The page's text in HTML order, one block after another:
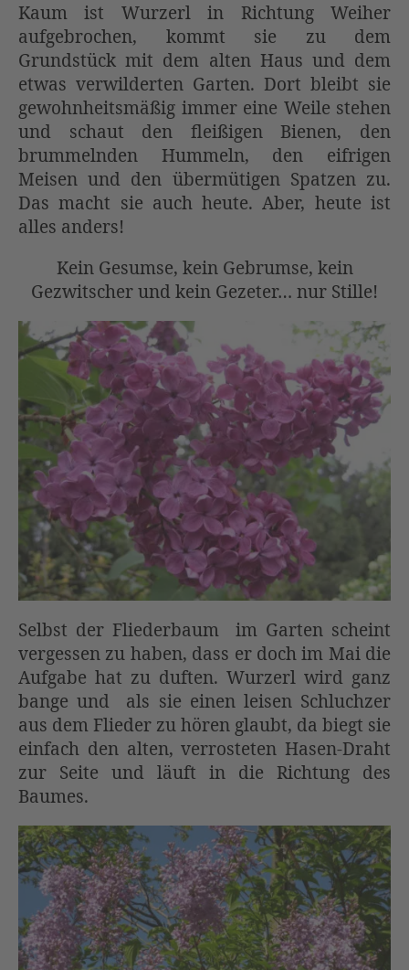
Kaum ist Wurzerl in Richtung Weiher
aufgebrochen, kommt sie zu dem
Grundstück mit dem alten Haus und dem
etwas verwilderten Garten. Dort bleibt sie
gewohnheitsmäßig immer eine Weile stehen
und schaut den fleißigen Bienen, den
brummelnden Hummeln, den eifrigen
Meisen und den übermütigen Spatzen zu.
Das macht sie auch heute. Aber, heute ist
alles anders!
Kein Gesumse, kein Gebrumse, kein
Gezwitscher und kein Gezeter… nur Stille!
Selbst der Fliederbaum im Garten scheint
vergessen zu haben, dass er doch im Mai die
Aufgabe hat zu duften. Wurzerl wird ganz
bange und als sie einen leisen Schluchzer
aus dem Flieder zu hören glaubt, da biegt sie
einfach den alten, verrosteten Hasen-Draht
zur Seite und läuft in die Richtung des
Baumes.